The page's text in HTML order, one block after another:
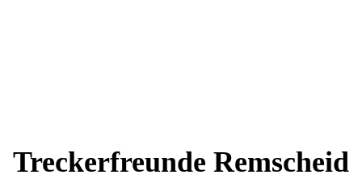
Treckerfreunde Remscheid